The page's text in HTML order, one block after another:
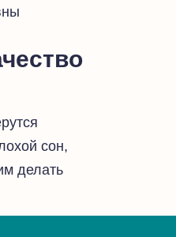
сон,
делать